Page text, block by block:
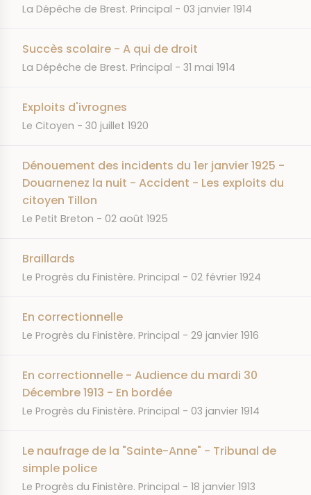
JOURNAL
La Dépêche de Brest. Principal DATE
03 janvier 1914
Succès scolaire - A qui de droit
JOURNAL
La Dépêche de Brest. Principal DATE
31 mai 1914
Exploits d'ivrognes
JOURNAL
Le Citoyen DATE
30 juillet 1920
Dénouement des incidents du 1er janvier 1925 -
Douarnenez la nuit - Accident - Les exploits du
citoyen Tillon
JOURNAL
Le Petit Breton DATE
02 août 1925
Braillards
JOURNAL
Le Progrès du Finistère. Principal DATE
02 février 1924
En correctionnelle
JOURNAL
Le Progrès du Finistère. Principal DATE
29 janvier 1916
En correctionnelle - Audience du mardi 30
Décembre 1913 - En bordée
JOURNAL
Le Progrès du Finistère. Principal DATE
03 janvier 1914
Le naufrage de la "Sainte-Anne" - Tribunal de
simple police
JOURNAL
Le Progrès du Finistère. Principal DATE
18 janvier 1913